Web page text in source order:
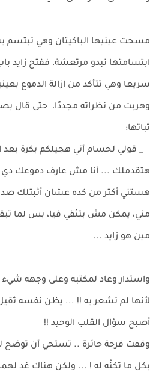
مسحت عينيها الباكيتان وهي تبتسم
ابتسامتها تبدو مرتعشة، ففتح زايد
سريعا وهي تتأكد من ازالة الدموع
وهربت من نظراته مجددًا، حتى قال
ثباتها:
_ قولي لحسام أني هجيلكم بكرة
هتقدملك ... أنا مش عارف دموعك دي
هستني أكتر من كده عشان أثبتلك
مني، يمكن مش بتثقي فيا، بس لما
مين هو زايد ...
واستدار وعاد لمكتبه وعلى وجهه
لأنها لم تشعر به !! ... يظن نفسه
أصبح سؤال القلب الوحيد !!
وقفت فرحة حائرة .. تستحي أن توضح
بكل ما تكنّه له ! ... ولكن هناك غد لهما